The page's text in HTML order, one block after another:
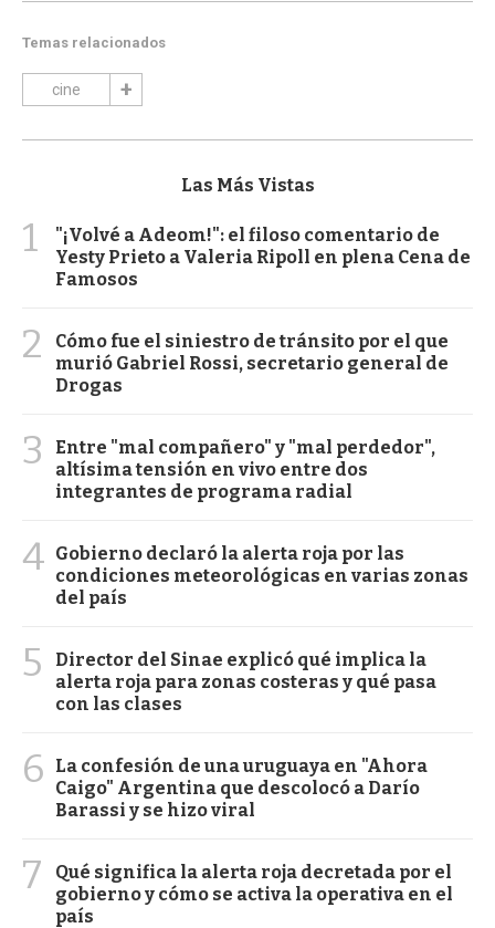
Temas relacionados
cine
Las Más Vistas
1
"¡Volvé a Adeom!": el filoso comentario de
Yesty Prieto a Valeria Ripoll en plena Cena de
Famosos
2
Cómo fue el siniestro de tránsito por el que
murió Gabriel Rossi, secretario general de
Drogas
3
Entre "mal compañero" y "mal perdedor",
altísima tensión en vivo entre dos
integrantes de programa radial
4 Gobierno declaró la alerta roja por las
condiciones meteorológicas en varias zonas
del país
5
Director del Sinae explicó qué implica la
alerta roja para zonas costeras y qué pasa
con las clases
6
La confesión de una uruguaya en "Ahora
Caigo" Argentina que descolocó a Darío
Barassi y se hizo viral
7
Qué significa la alerta roja decretada por el
gobierno y cómo se activa la operativa en el
país